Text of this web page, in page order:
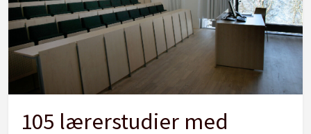
105 lærerstudier med